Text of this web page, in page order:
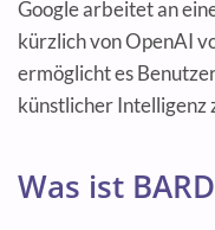
Google arbeitet an
kürzlich von OpenAI
ermöglicht es
künstlicher Intelligenz
Was ist